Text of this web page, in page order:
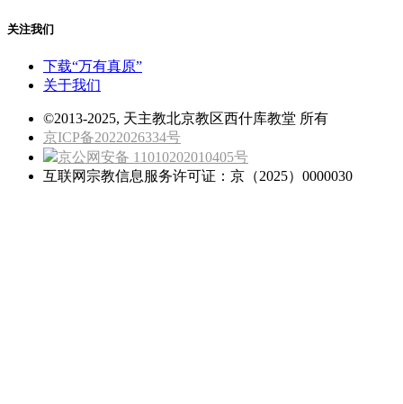
关注我们
下载“万有真原”
关于我们
©2013-2025, 天主教北京教区西什库教堂 所有
京ICP备2022026334号
京公网安备 11010202010405号
互联网宗教信息服务许可证：京（2025）0000030